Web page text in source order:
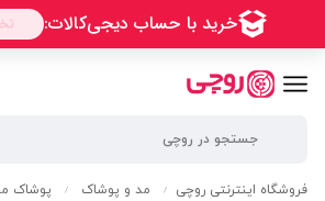
فروشگاه اینترنتی روچی / مد و پوشاک / پوشاک